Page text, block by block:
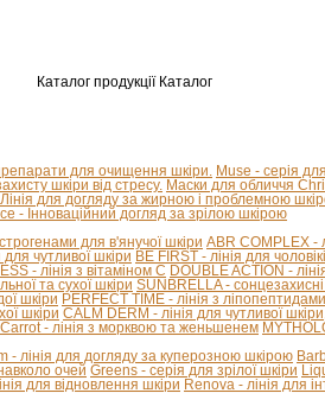
Каталог продукції Каталог
для очищення шкіри. Muse - серія
шкіри від стресу. Маски для обличчя
для догляду за жирною і проблемною
- Інноваційний догляд за зрілою шкірою
для в'янучої шкіри ABR COMPLEX -
чутливої ​​шкіри BE FIRST - лінія для
- лінія з вітаміном С DOUBLE ACTION -
та сухої шкіри SUNBRELLA -
шкіри PERFECT TIME - лінія з
шкіри CALM DERM - лінія для чутливої
- лінія з морквою та женьшенем
- лінія для догляду за куперозною шкірою
очей Greens - серія для зрілої шкіри
для відновлення шкіри Renova - лінія для